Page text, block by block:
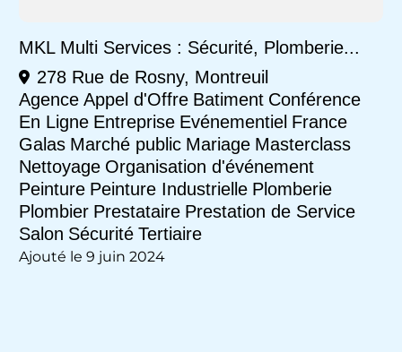
MKL Multi Services : Sécurité, Plomberie...
278 Rue de Rosny, Montreuil
Agence Appel d'Offre Batiment Conférence
En Ligne Entreprise Evénementiel France
Galas Marché public Mariage Masterclass
Nettoyage Organisation d'événement
Peinture Peinture Industrielle Plomberie
Plombier Prestataire Prestation de Service
Salon Sécurité Tertiaire
Ajouté le 9 juin 2024